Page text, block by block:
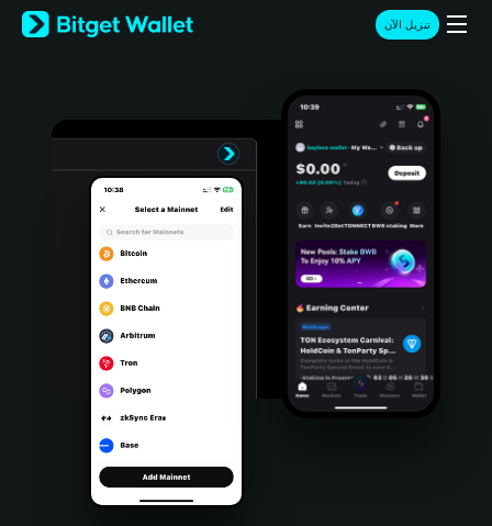
English
日本語
Türkçe
Português (Portugal)
Bahasa Indonesia
Português (Brasil)
Español (Argentina)
تنزيل الآن